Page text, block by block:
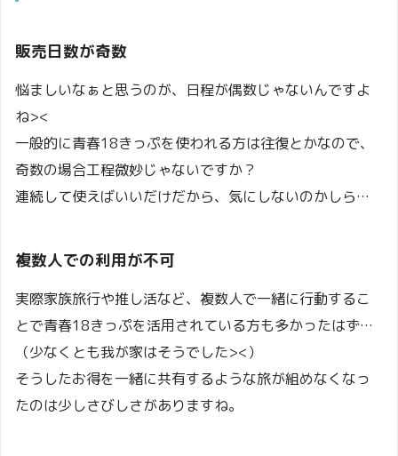
販売日数が奇数
悩ましいなぁと思うのが、日程が偶数じゃないんですよ
ね><
一般的に青春18きっぷを使われる方は往復とかなので、
奇数の場合工程微妙じゃないですか？
連続して使えばいいだけだから、気にしないのかしら…
複数人での利用が不可
実際家族旅行や推し活など、複数人で一緒に行動するこ
とで青春18きっぷを活用されている方も多かったはず…
（少なくとも我が家はそうでした><）
そうしたお得を一緒に共有するような旅が組めなくなっ
たのは少しさびしさがありますね。